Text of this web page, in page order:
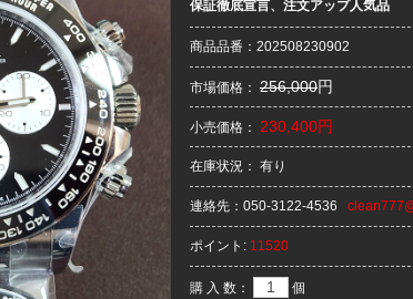
保証徹底宣言、注文アップ人気品
商品品番：202508230902
市場価格： 256,000円
小売価格： 230,400円
在庫状況： 有り
連絡先： 050-3122-4536
ポイント: 11520
購 入 数： 個